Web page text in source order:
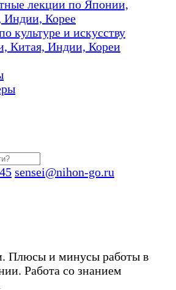
лекции по Японии,
Корее
культуре и искусству
Китая, Индии, Кореи
sensei@nihon-go.ru
Плюсы и минусы работы в
Работа со знанием